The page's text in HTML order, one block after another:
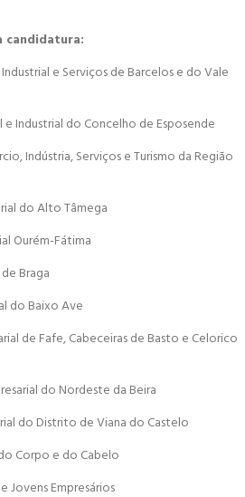
candidatura:
e Serviços de Barcelos e do Vale
e Industrial do Concelho de Esposende
Indústria, Serviços e Turismo da Região
do Alto Tâmega
Ourém-Fátima
Braga
do Baixo Ave
de Fafe, Cabeceiras de Basto e Celorico
do Nordeste da Beira
do Distrito de Viana do Castelo
Corpo e do Cabelo
Jovens Empresários